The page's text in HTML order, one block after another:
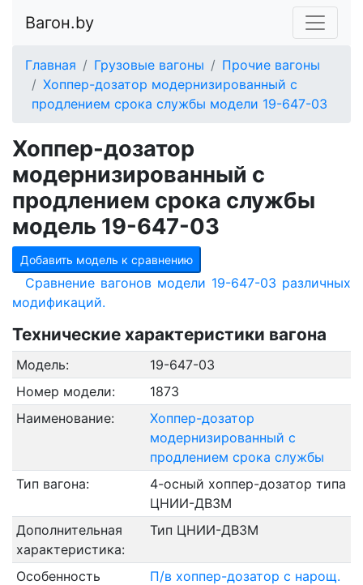
Вагон.by
Главная Грузовые вагоны
Прочие вагоны
Хоппер-дозатор модернизированный с
продлением срока службы модели 19-647-03
Хоппер-дозатор
модернизированный с
продлением срока службы
модель 19-647-03
Добавить модель к сравнению
Сравнение вагонов модели 19-647-03 различных
модификаций.
Технические характеристики вагона
Модель:
19-647-03
Номер модели:
1873
Наименование:
Хоппер-дозатор
модернизированный с
продлением срока службы
Тип вагона:
4-осный хоппер-дозатор типа
ЦНИИ-ДВ3М
Дополнительная
характеристика:
Тип ЦНИИ-ДВ3М
Особенность
П/в хоппер-дозатор с нарощ.